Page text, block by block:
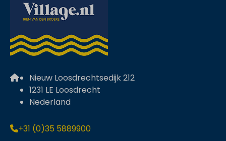
Nieuw Loosdrechtsedijk 212
1231 LE Loosdrecht
Nederland
+31 (0)35 5889900